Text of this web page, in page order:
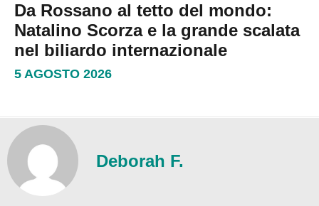
Da Rossano al tetto del mondo:
Natalino Scorza e la grande scalata
nel biliardo internazionale
5 AGOSTO 2026
Deborah F.